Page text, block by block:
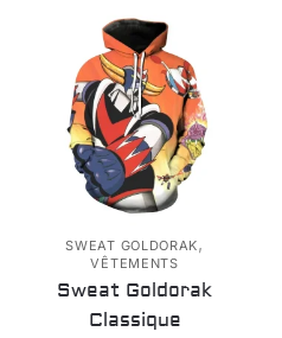
plusieurs
variations.
Les
options
peuvent
être
choisies
sur
la
page
du
produit
SWEAT GOLDORAK,
VÊTEMENTS
Sweat Goldorak
Classique